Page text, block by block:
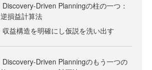
Discovery-Driven Planningの柱の一つ：
逆損益計算法
収益構造を明確にし仮説を洗い出す
Discovery-Driven Planningのもう一つの